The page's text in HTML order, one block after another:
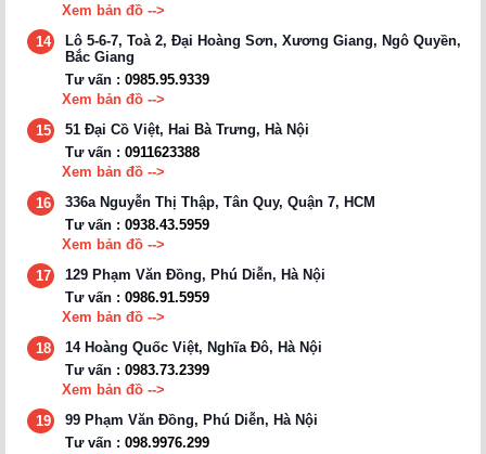
Xem bản đồ -->
14
Lô 5-6-7, Toà 2, Đại Hoàng Sơn, Xương Giang, Ngô Quyền,
Bắc Giang
Tư vấn : 0985.95.9339
Xem bản đồ -->
15
51 Đại Cồ Việt, Hai Bà Trưng, Hà Nội
Tư vấn : 0911623388
Xem bản đồ -->
16
336a Nguyễn Thị Thập, Tân Quy, Quận 7, HCM
Tư vấn : 0938.43.5959
Xem bản đồ -->
17
129 Phạm Văn Đồng, Phú Diễn, Hà Nội
Tư vấn : 0986.91.5959
Xem bản đồ -->
18
14 Hoàng Quốc Việt, Nghĩa Đô, Hà Nội
Tư vấn : 0983.73.2399
Xem bản đồ -->
19
99 Phạm Văn Đồng, Phú Diễn, Hà Nội
Tư vấn : 098.9976.299